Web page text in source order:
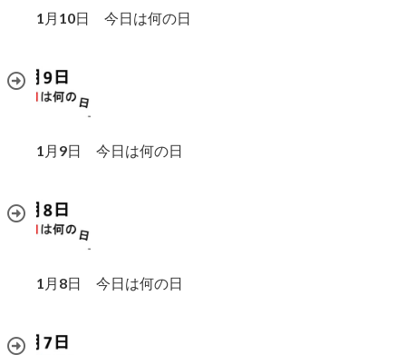
1月10日 今日は何の日
1月9日 今日は何の日
1月8日 今日は何の日